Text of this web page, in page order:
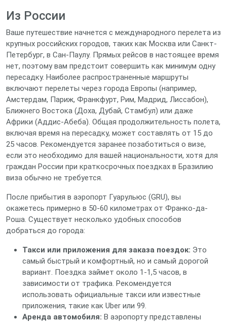
Из России
Ваше путешествие начнется с международного перелета из
крупных российских городов, таких как Москва или Санкт-
Петербург, в Сан-Паулу. Прямых рейсов в настоящее время
нет, поэтому вам предстоит совершить как минимум одну
пересадку. Наиболее распространенные маршруты
включают перелеты через города Европы (например,
Амстердам, Париж, Франкфурт, Рим, Мадрид, Лиссабон),
Ближнего Востока (Доха, Дубай, Стамбул) или даже
Африки (Аддис-Абеба). Общая продолжительность полета,
включая время на пересадку, может составлять от 15 до
25 часов. Рекомендуется заранее позаботиться о визе,
если это необходимо для вашей национальности, хотя для
граждан России при краткосрочных поездках в Бразилию
виза обычно не требуется.
После прибытия в аэропорт Гуарульюс (GRU), вы
окажетесь примерно в 50-60 километрах от Франко-да-
Роша. Существует несколько удобных способов
добраться до города:
Такси или приложения для заказа поездок: Это
самый быстрый и комфортный, но и самый дорогой
вариант. Поездка займет около 1-1,5 часов, в
зависимости от трафика. Рекомендуется
использовать официальные такси или известные
приложения, такие как Uber или 99.
Аренда автомобиля: В аэропорту представлены